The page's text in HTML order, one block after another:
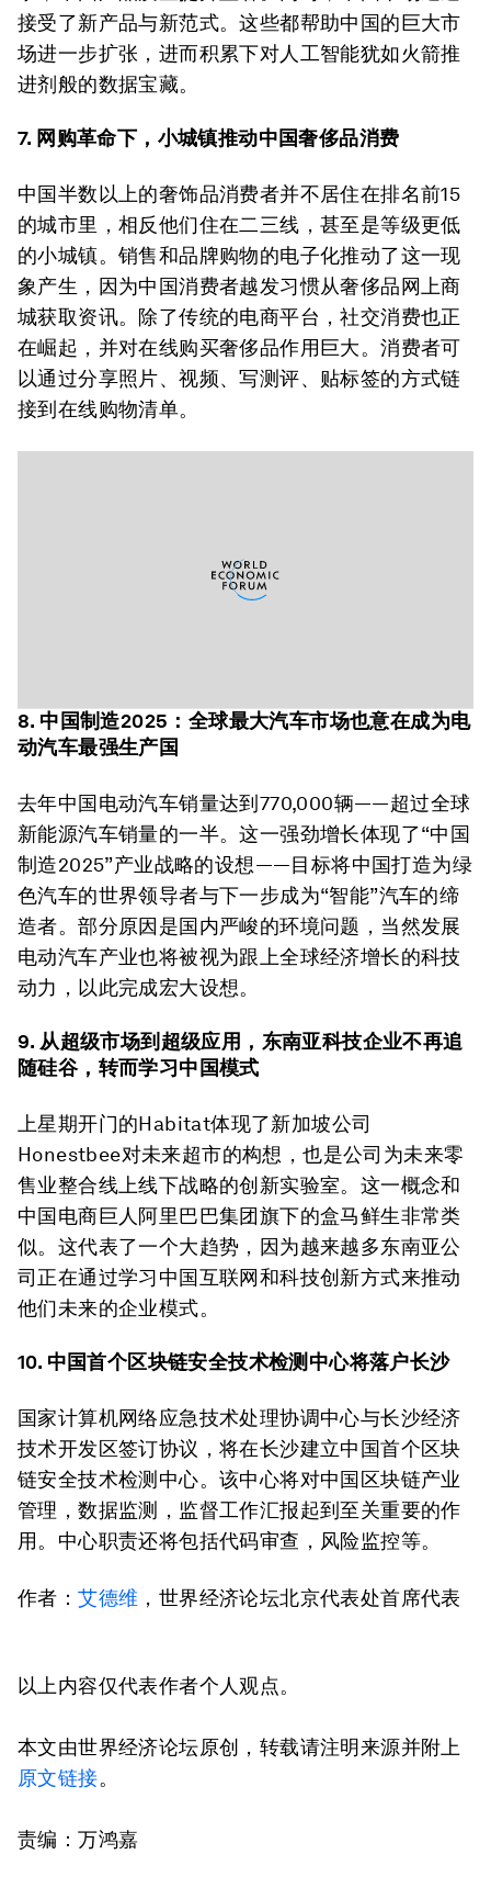
接受了新产品与新范式。这些都帮助中国的巨大市
场进一步扩张，进而积累下对人工智能犹如火箭推
进剂般的数据宝藏。
7. 网购革命下，小城镇推动中国奢侈品消费
中国半数以上的奢饰品消费者并不居住在排名前15
的城市里，相反他们住在二三线，甚至是等级更低
的小城镇。销售和品牌购物的电子化推动了这一现
象产生，因为中国消费者越发习惯从奢侈品网上商
城获取资讯。除了传统的电商平台，社交消费也正
在崛起，并对在线购买奢侈品作用巨大。消费者可
以通过分享照片、视频、写测评、贴标签的方式链
接到在线购物清单。
8. 中国制造2025：全球最大汽车市场也意在成为电
动汽车最强生产国
去年中国电动汽车销量达到770,000辆——超过全球
新能源汽车销量的一半。这一强劲增长体现了“中国
制造2025”产业战略的设想——目标将中国打造为绿
色汽车的世界领导者与下一步成为“智能”汽车的缔
造者。部分原因是国内严峻的环境问题，当然发展
电动汽车产业也将被视为跟上全球经济增长的科技
动力，以此完成宏大设想。
9. 从超级市场到超级应用，东南亚科技企业不再追
随硅谷，转而学习中国模式
上星期开门的Habitat体现了新加坡公司
Honestbee对未来超市的构想，也是公司为未来零
售业整合线上线下战略的创新实验室。这一概念和
中国电商巨人阿里巴巴集团旗下的盒马鲜生非常类
似。这代表了一个大趋势，因为越来越多东南亚公
司正在通过学习中国互联网和科技创新方式来推动
他们未来的企业模式。
10. 中国首个区块链安全技术检测中心将落户长沙
国家计算机网络应急技术处理协调中心与长沙经济
技术开发区签订协议，将在长沙建立中国首个区块
链安全技术检测中心。该中心将对中国区块链产业
管理，数据监测，监督工作汇报起到至关重要的作
用。中心职责还将包括代码审查，风险监控等。
作者：艾德维 ，世界经济论坛北京代表处首席代表
以上内容仅代表作者个人观点。
本文由世界经济论坛原创，转载请注明来源并附上
原文链接。
责编：万鸿嘉